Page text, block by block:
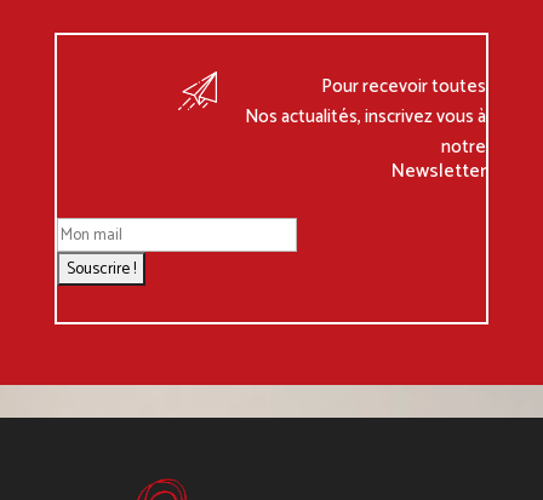
Pour recevoir toutes
Nos actualités, inscrivez vous à
notre
Newsletter